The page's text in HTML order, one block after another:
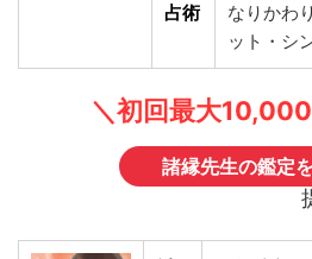
占術
なりかわ
ット・シ
＼初回最大
諸縁先生の鑑定